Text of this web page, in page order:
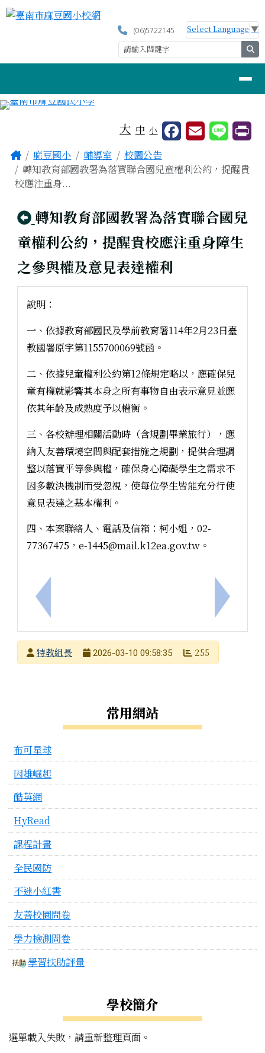
跳至主內容區
臺南市麻豆國小校網
(06)5722145 Select Language ▼
大 中 小
主內容區域
Home麻豆國小 輔導室
校園公告
轉知教育部國教署為落實聯合國兒童權利公約，提醒貴
校應注重身...
回上頁
轉知教育部國教署為落實聯合國兒
童權利公約，提醒貴校應注重身障生
之參與權及意見表達權利
上一筆：臺南市 115學年度國小一般智能資優資源班
說明：
一、依據教育部國民及學前教育署114年2月23日臺
教國署原字第1155700069號函。
二、依據兒童權利公約第12條規定略以，應確保兒
童有權就影響其本身之所有事物自由表示意見並應
依其年齡及成熟度予以權衡。
三、各校辦理相關活動時（含規劃畢業旅行），應
納入友善環境空間與配套措施之規劃，提供合理調
整以落實平等參與權，確保身心障礙學生之需求不
因多數決機制而受忽視，使每位學生皆能充分行使
意見表達之基本權利。
四、本案聯絡人、電話及信箱：柯小姐，02-
77367475，e-1445@mail.k12ea.gov.tw。
下一筆：
發布者特教組長
2026-03-10 09:58:35 255
常用網站
布可星球
因雄崛起
酷英網
HyRead
課程計畫
全民國防
不迷小紅書
友善校園問卷
學力檢測問卷
學習扶助評量
學校簡介
選單載入失敗，請重新整理頁面。
頁尾區域